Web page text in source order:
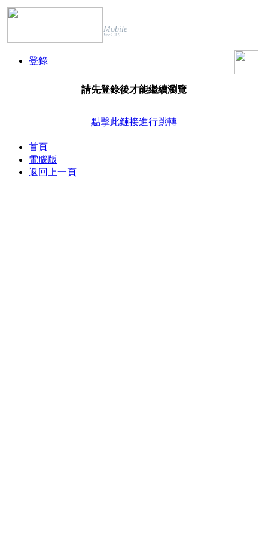
Mobile
Ver.1.3.0
登錄
請先登錄後才能繼續瀏覽
點擊此鏈接進行跳轉
首頁
電腦版
返回上一頁